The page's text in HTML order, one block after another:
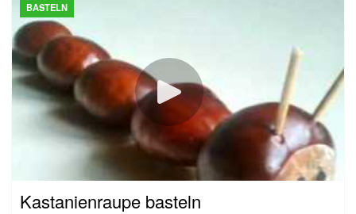
BASTELN
Kastanienraupe basteln